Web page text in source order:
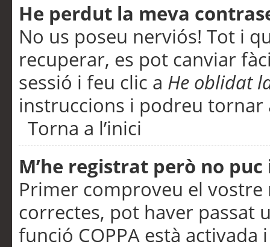
He perdut la meva
No us poseu nerviós! Tot i
recuperar, es pot canviar
sessió i feu clic a He oblidat
instruccions i podreu tornar
Torna a l’inici
M’he registrat però no
Primer comproveu el vostre
correctes, pot haver passat
funció COPPA està